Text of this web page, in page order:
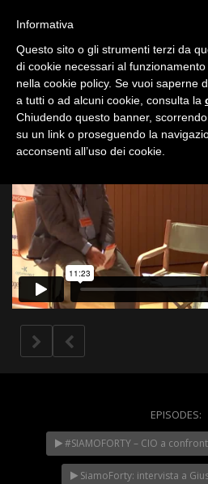
All
NOW PLAYING
EPISODES:
#SIAMOFORTY – CIO a
SiamoForty: intervista a
Informativa
Questo sito o gli strumenti terzi da
di cookie necessari al
nella cookie policy. Se vuoi saperne
a tutti o ad alcuni cookie, consulta la
Chiudendo questo banner,
su un link o proseguendo la
acconsenti all’uso dei cookie.